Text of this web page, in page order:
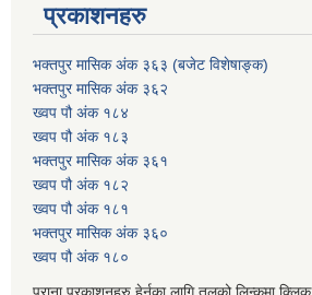
प्रकाशनहरु
भक्तपुर मासिक अंक ३६३ (बजेट विशेषाङ्क)
भक्तपुर मासिक अंक ३६२
ख्वप पौ अंक १८४
ख्वप पौ अंक १८३
भक्तपुर मासिक अंक ३६१
ख्वप पौ अंक १८२
ख्वप पौ अंक १८१
भक्तपुर मासिक अंक ३६०
ख्वप पौ अंक १८०
पुराना प्रकाशनहरु हेर्नका लागि तलको लिन्कमा क्लिक